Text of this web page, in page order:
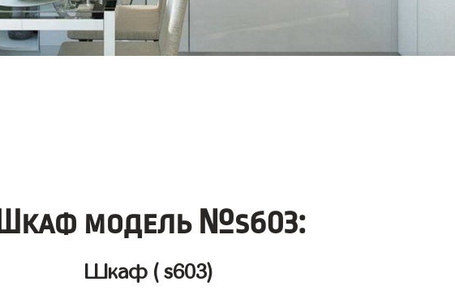
Шкаф модель №s603:
Шкаф ( s603)